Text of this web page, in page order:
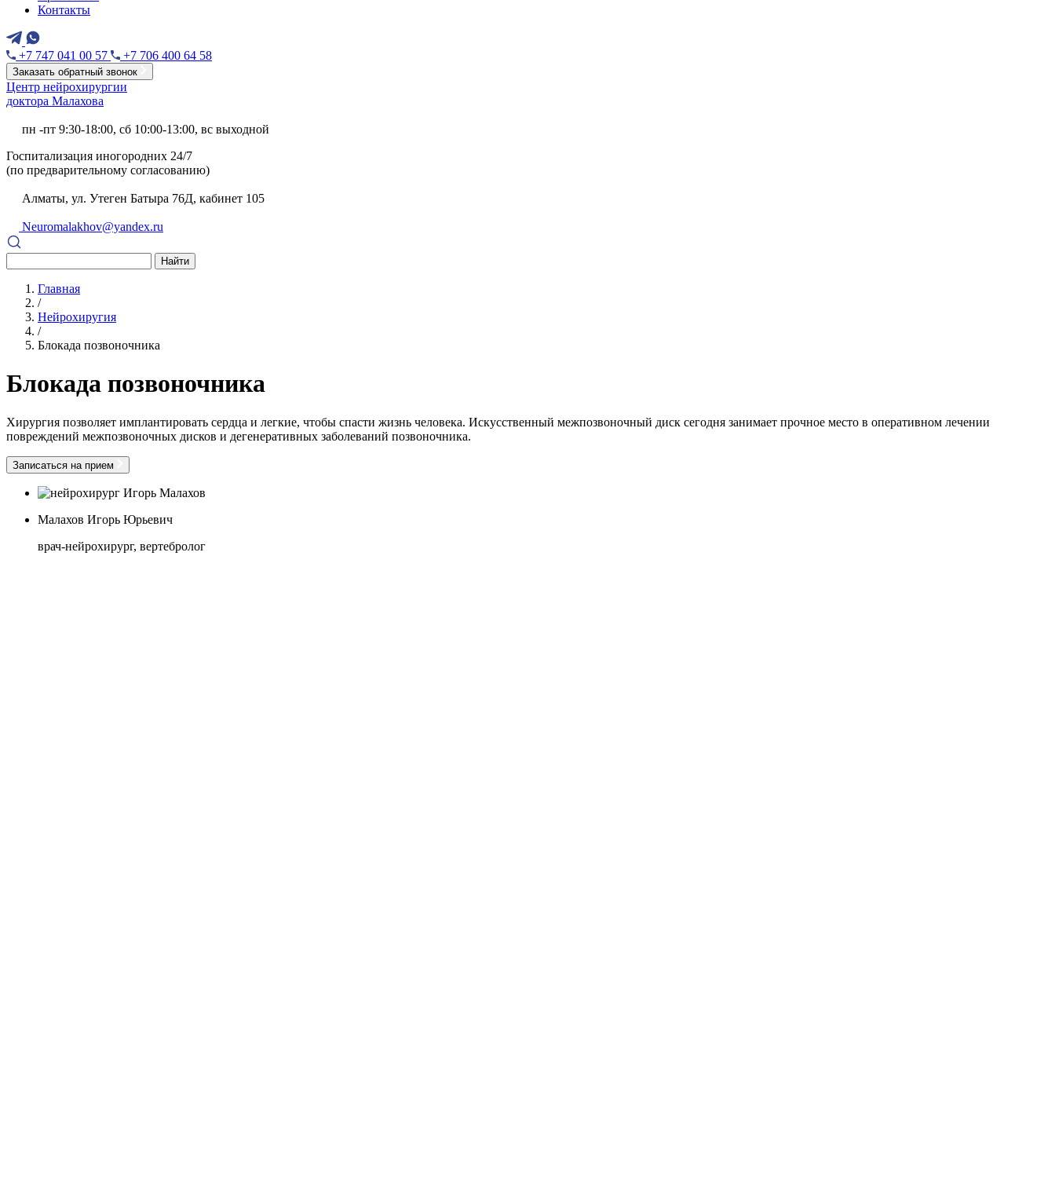
Контакты
+7 747 041 00 57 +7 706 400 64 58
Заказать обратный звонок
Центр нейрохирургии
доктора Малахова
пн -пт 9:30-18:00, сб 10:00-13:00, вс выходной
Госпитализация иногородних 24/7
(по предварительному согласованию)
Алматы, ул. Утеген Батыра 76Д, кабинет 105
Neuromalakhov@yandex.ru
Найти
Главная
/
Нейрохиругия
/
Блокада позвоночника
Блокада позвоночника
Хирургия позволяет имплантировать сердца и легкие, чтобы спасти жизнь человека. Искусственный межпозвоночный диск сегодня занимает прочное место в оперативном лечении
повреждений межпозвоночных дисков и дегенеративных заболеваний позвоночника.
Записаться на прием
Малахов Игорь Юрьевич
врач-нейрохирург, вертебролог